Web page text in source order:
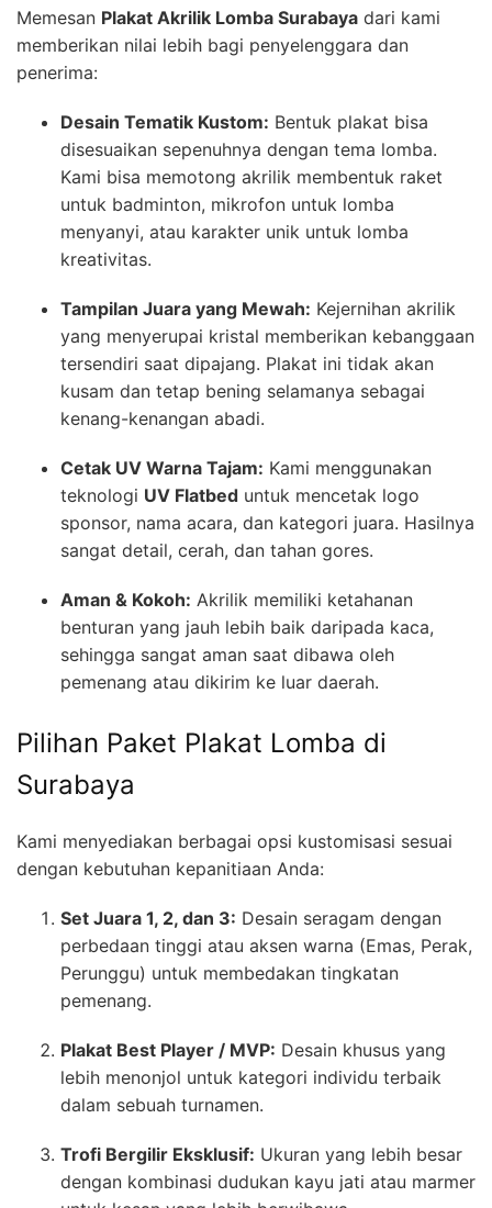
Memesan Plakat Akrilik Lomba Surabaya dari kami
memberikan nilai lebih bagi penyelenggara dan
penerima:
Desain Tematik Kustom: Bentuk plakat bisa
disesuaikan sepenuhnya dengan tema lomba.
Kami bisa memotong akrilik membentuk raket
untuk badminton, mikrofon untuk lomba
menyanyi, atau karakter unik untuk lomba
kreativitas.
Tampilan Juara yang Mewah: Kejernihan akrilik
yang menyerupai kristal memberikan kebanggaan
tersendiri saat dipajang. Plakat ini tidak akan
kusam dan tetap bening selamanya sebagai
kenang-kenangan abadi.
Cetak UV Warna Tajam: Kami menggunakan
teknologi UV Flatbed untuk mencetak logo
sponsor, nama acara, dan kategori juara. Hasilnya
sangat detail, cerah, dan tahan gores.
Aman & Kokoh: Akrilik memiliki ketahanan
benturan yang jauh lebih baik daripada kaca,
sehingga sangat aman saat dibawa oleh
pemenang atau dikirim ke luar daerah.
Pilihan Paket Plakat Lomba di
Surabaya
Kami menyediakan berbagai opsi kustomisasi sesuai
dengan kebutuhan kepanitiaan Anda:
Set Juara 1, 2, dan 3: Desain seragam dengan
perbedaan tinggi atau aksen warna (Emas, Perak,
Perunggu) untuk membedakan tingkatan
pemenang.
Plakat Best Player / MVP: Desain khusus yang
lebih menonjol untuk kategori individu terbaik
dalam sebuah turnamen.
Trofi Bergilir Eksklusif: Ukuran yang lebih besar
dengan kombinasi dudukan kayu jati atau marmer